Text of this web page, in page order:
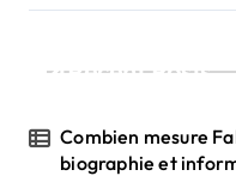
Recent Posts
Combien mesure
biographie et